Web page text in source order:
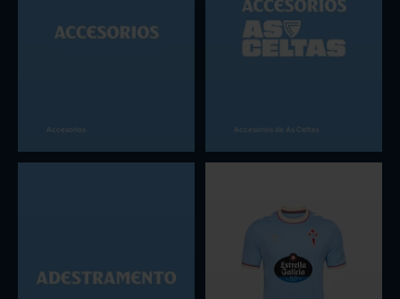
Accesorios Accesorios de As Celtas